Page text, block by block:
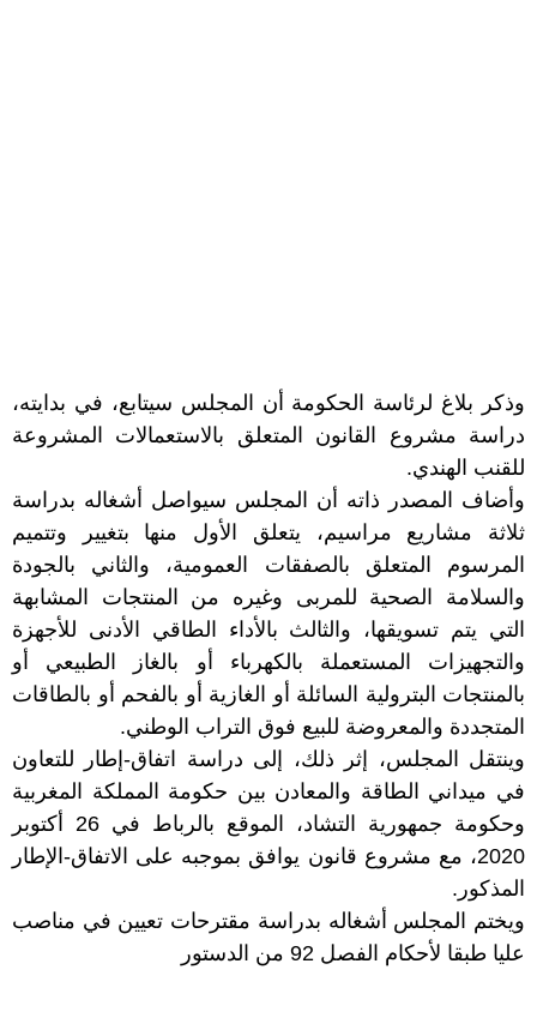
وذكر بلاغ لرئاسة الحكومة أن المجلس سيتابع، في بدايته،
دراسة مشروع القانون المتعلق بالاستعمالات المشروعة
للقنب الهندي.
وأضاف المصدر ذاته أن المجلس سيواصل أشغاله بدراسة
ثلاثة مشاريع مراسيم، يتعلق الأول منها بتغيير وتتميم
المرسوم المتعلق بالصفقات العمومية، والثاني بالجودة
والسلامة الصحية للمربى وغيره من المنتجات المشابهة
التي يتم تسويقها، والثالث بالأداء الطاقي الأدنى للأجهزة
والتجهيزات المستعملة بالكهرباء أو بالغاز الطبيعي أو
بالمنتجات البترولية السائلة أو الغازية أو بالفحم أو بالطاقات
المتجددة والمعروضة للبيع فوق التراب الوطني.
وينتقل المجلس، إثر ذلك، إلى دراسة اتفاق-إطار للتعاون
في ميداني الطاقة والمعادن بين حكومة المملكة المغربية
وحكومة جمهورية التشاد، الموقع بالرباط في 26 أكتوبر
2020، مع مشروع قانون يوافق بموجبه على الاتفاق-الإطار
المذكور.
ويختم المجلس أشغاله بدراسة مقترحات تعيين في مناصب
عليا طبقا لأحكام الفصل 92 من الدستور